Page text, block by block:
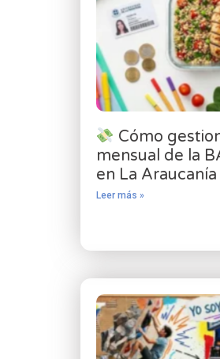
Cómo
mensual de la
en La Araucanía
Leer más »